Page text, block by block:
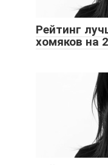
Рейтинг
хомяков на